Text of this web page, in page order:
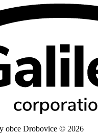
obce Drobovice © 2026